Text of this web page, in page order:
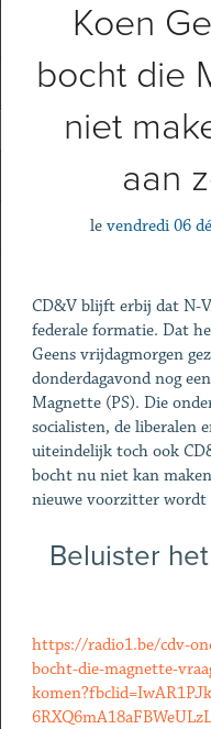
Koen
bocht die
niet
aan
le vendredi 06
CD&V blijft erbij dat N-
federale formatie. Dat
Geens vrijdagmorgen
donderdagavond nog
Magnette (PS). Die
socialisten, de liberalen
uiteindelijk toch ook
bocht nu niet kan
nieuwe voorzitter wordt
Beluister
https://radio1.be/cdv-
bocht-die-magnette-